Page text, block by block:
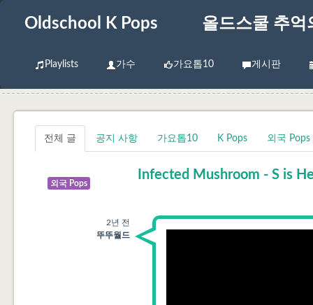
Oldschool K Pops 올드스쿨 추억
Playlists 가수 가요톱10 게시판
전체 글 공지 사항 가요톱10 K Pops 외국 Pops
외국 Pops
Infected Mushroom - S is
2년 전
뚜뚜월드